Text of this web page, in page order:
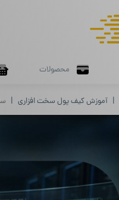
محصولات
آموزش کیف پول سخت افزاری